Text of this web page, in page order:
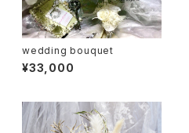
wedding bouquet
¥33,000